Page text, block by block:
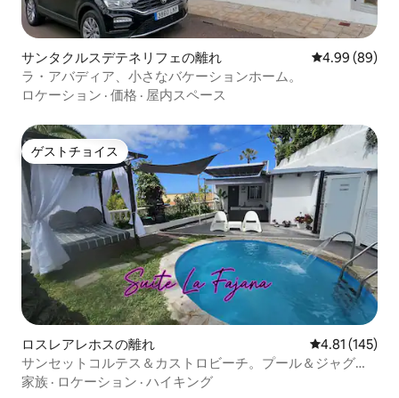
サンタクルスデテネリフェの離れ レビュー89件
4.99 (89)
ラ・アバディア、小さなバケーションホーム。
ロケーション · 価格 · 屋内スペース
ゲストチョイス
ゲストチョイス
ロスレアレホスの離れ レビュー145
4.81 (145)
サンセットコルテス＆カストロビーチ。プール＆ジャグジ
ー付きスイート
家族 · ロケーション · ハイキング